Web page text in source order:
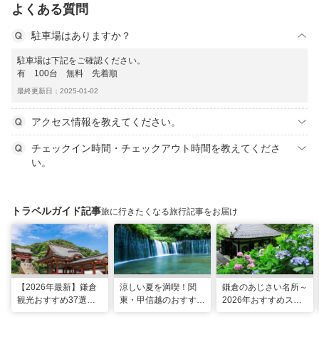
よくある質問
駐車場はありますか？
駐車場は下記をご確認ください。
有 100台 無料 先着順
最終更新日：2025-01-02
アクセス情報を教えてください。
チェックイン時間・チェックアウト時間を教えてくださ
い。
トラベルガイド記事旅に行きたくなる旅行記事をお届け
【2026年最新】鎌倉
観光おすすめ37選！
涼しい夏を満喫！関
東・甲信越のおすすめ
鎌倉のあじさい名所～
2026年おすすめスポ